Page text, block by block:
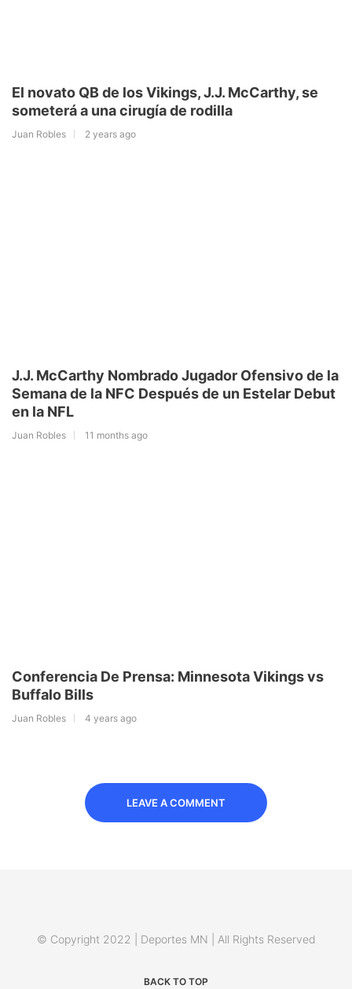
El novato QB de los Vikings, J.J. McCarthy, se
someterá a una cirugía de rodilla
Juan Robles 2 years ago
J.J. McCarthy Nombrado Jugador Ofensivo de la
Semana de la NFC Después de un Estelar Debut
en la NFL
Juan Robles 11 months ago
Conferencia De Prensa: Minnesota Vikings vs
Buffalo Bills
Juan Robles 4 years ago
LEAVE A COMMENT
© Copyright 2022 | Deportes MN | All Rights Reserved
BACK TO TOP